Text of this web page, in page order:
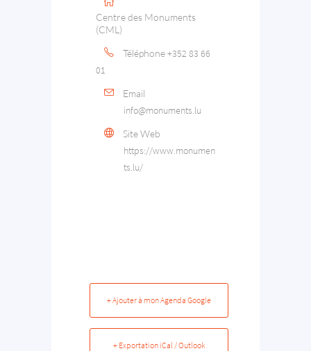
Centre des Monuments
(CML)
Téléphone+352 83 66
01
Email
info@monuments.lu
Site Web
https://www.monumen
ts.lu/
+ Ajouter à mon Agenda Google
+ Exportation iCal / Outlook